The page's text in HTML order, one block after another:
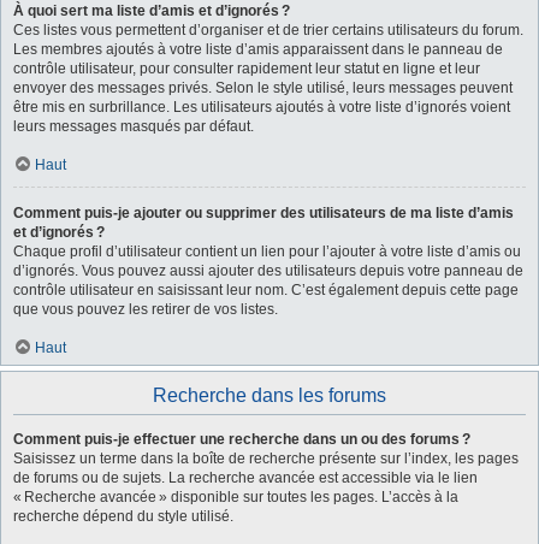
À quoi sert ma liste d’amis et d’ignorés ?
Ces listes vous permettent d’organiser et de trier certains utilisateurs du forum.
Les membres ajoutés à votre liste d’amis apparaissent dans le panneau de
contrôle utilisateur, pour consulter rapidement leur statut en ligne et leur
envoyer des messages privés. Selon le style utilisé, leurs messages peuvent
être mis en surbrillance. Les utilisateurs ajoutés à votre liste d’ignorés voient
leurs messages masqués par défaut.
Haut
Comment puis-je ajouter ou supprimer des utilisateurs de ma liste d’amis
et d’ignorés ?
Chaque profil d’utilisateur contient un lien pour l’ajouter à votre liste d’amis ou
d’ignorés. Vous pouvez aussi ajouter des utilisateurs depuis votre panneau de
contrôle utilisateur en saisissant leur nom. C’est également depuis cette page
que vous pouvez les retirer de vos listes.
Haut
Recherche dans les forums
Comment puis-je effectuer une recherche dans un ou des forums ?
Saisissez un terme dans la boîte de recherche présente sur l’index, les pages
de forums ou de sujets. La recherche avancée est accessible via le lien
« Recherche avancée » disponible sur toutes les pages. L’accès à la
recherche dépend du style utilisé.